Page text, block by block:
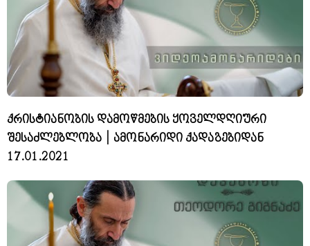
ქრისტიანობის დამოწმების ყოველდღიური
შესაძლებლობა | ამონარიდი ქადაგებიდან
17.01.2021